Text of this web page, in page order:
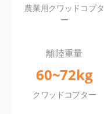
農業用クワッドコプタ
ー
離陸重量
60~72kg
クワッドコプター